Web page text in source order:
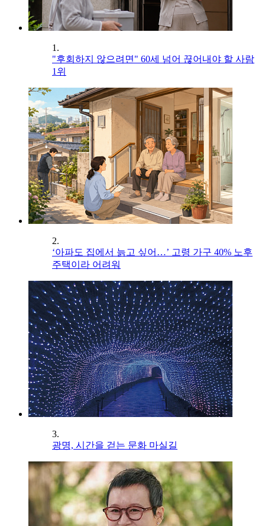
1.
"후회하지 않으려면" 60세 넘어 끊어내야 할 사람
1위
2.
‘아파도 집에서 늙고 싶어…’ 고령 가구 40% 노후
주택이라 어려워
3.
광명, 시간을 걷는 문화 마실길